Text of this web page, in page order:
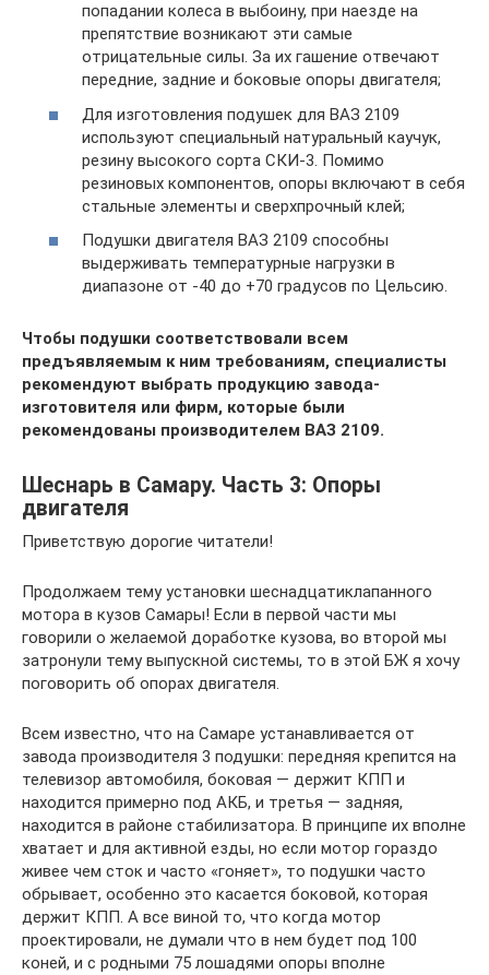
попадании колеса в выбоину, при наезде на
препятствие возникают эти самые
отрицательные силы. За их гашение отвечают
передние, задние и боковые опоры двигателя;
Для изготовления подушек для ВАЗ 2109
используют специальный натуральный каучук,
резину высокого сорта СКИ-3. Помимо
резиновых компонентов, опоры включают в себя
стальные элементы и сверхпрочный клей;
Подушки двигателя ВАЗ 2109 способны
выдерживать температурные нагрузки в
диапазоне от -40 до +70 градусов по Цельсию.
Чтобы подушки соответствовали всем
предъявляемым к ним требованиям, специалисты
рекомендуют выбрать продукцию завода-
изготовителя или фирм, которые были
рекомендованы производителем ВАЗ 2109.
Шеснарь в Самару. Часть 3: Опоры
двигателя
Приветствую дорогие читатели!
Продолжаем тему установки шеснадцатиклапанного
мотора в кузов Самары! Если в первой части мы
говорили о желаемой доработке кузова, во второй мы
затронули тему выпускной системы, то в этой БЖ я хочу
поговорить об опорах двигателя.
Всем известно, что на Самаре устанавливается от
завода производителя 3 подушки: передняя крепится на
телевизор автомобиля, боковая — держит КПП и
находится примерно под АКБ, и третья — задняя,
находится в районе стабилизатора. В принципе их вполне
хватает и для активной езды, но если мотор гораздо
живее чем сток и часто «гоняет», то подушки часто
обрывает, особенно это касается боковой, которая
держит КПП. А все виной то, что когда мотор
проектировали, не думали что в нем будет под 100
коней, и с родными 75 лошадями опоры вполне